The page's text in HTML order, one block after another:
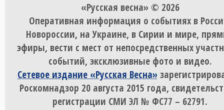
«Русская весна» © 2026
Оперативная информация о событиях в
Новороссии, на Украине, в Сирии и мире,
эфиры, вести с мест от непосредственных
событий, эксклюзивные фото и видео.
Сетевое издание «Русская Весна»
Роскомнадзор 20 августа 2015 года,
регистрации СМИ ЭЛ № ФС77 – 62791.